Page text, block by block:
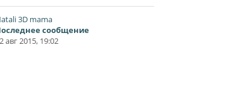
3D mama
сообщение
авг 2015, 19:02